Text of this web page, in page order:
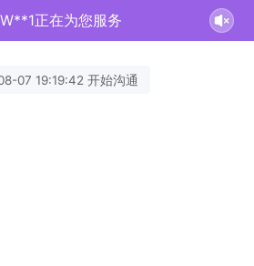
W**1正在为您服务
07 19:19:42 开始沟通